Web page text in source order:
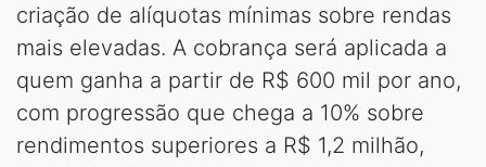
criação de alíquotas mínimas sobre rendas
mais elevadas. A cobrança será aplicada a
quem ganha a partir de R$ 600 mil por ano,
com progressão que chega a 10% sobre
rendimentos superiores a R$ 1,2 milhão,